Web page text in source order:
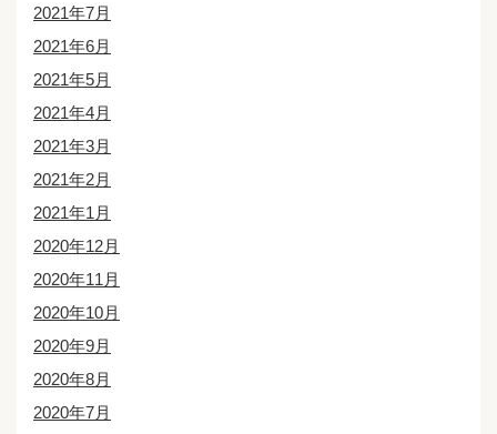
2021年7月
2021年6月
2021年5月
2021年4月
2021年3月
2021年2月
2021年1月
2020年12月
2020年11月
2020年10月
2020年9月
2020年8月
2020年7月